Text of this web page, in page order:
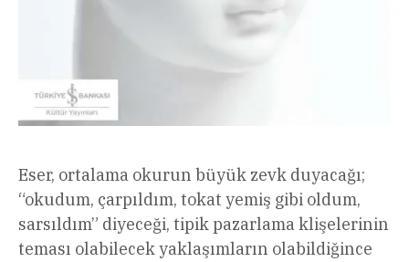
Eser, ortalama okurun büyük zevk duyacağı;
“okudum, çarpıldım, tokat yemiş gibi oldum,
sarsıldım” diyeceği, tipik pazarlama klişelerinin
teması olabilecek yaklaşımların olabildiğince